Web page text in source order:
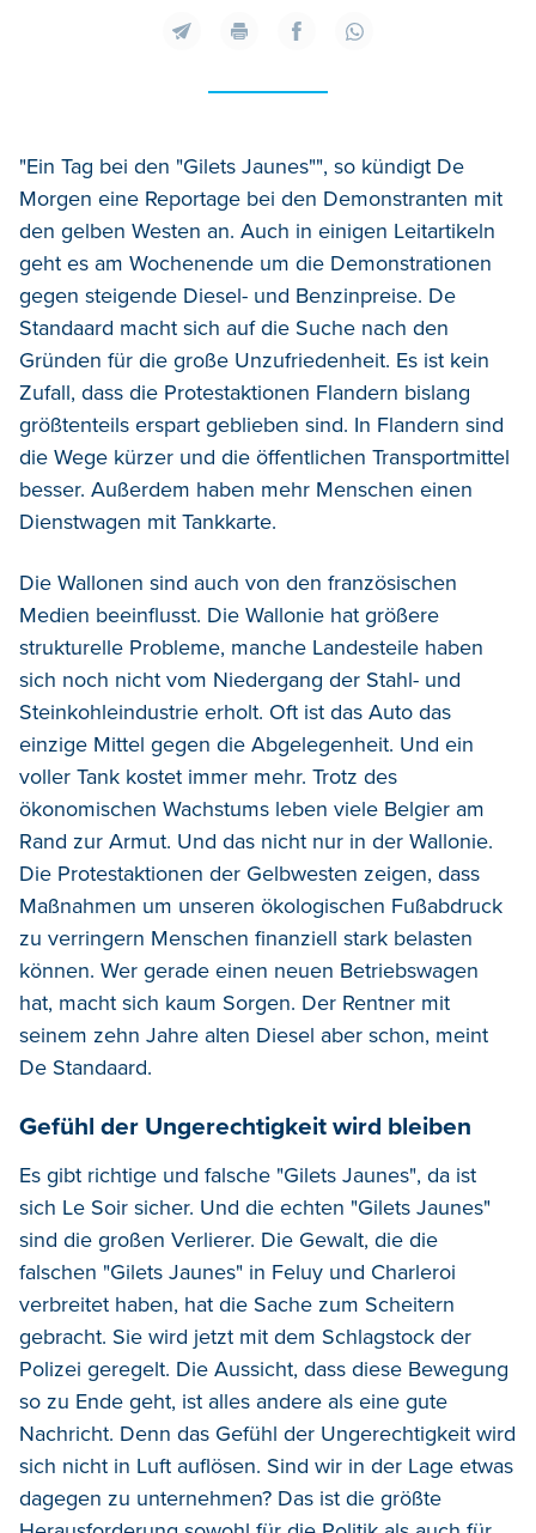
"Ein Tag bei den "Gilets Jaunes"", so kündigt De
Morgen eine Reportage bei den Demonstranten mit
den gelben Westen an. Auch in einigen Leitartikeln
geht es am Wochenende um die Demonstrationen
gegen steigende Diesel- und Benzinpreise. De
Standaard macht sich auf die Suche nach den
Gründen für die große Unzufriedenheit. Es ist kein
Zufall, dass die Protestaktionen Flandern bislang
größtenteils erspart geblieben sind. In Flandern sind
die Wege kürzer und die öffentlichen Transportmittel
besser. Außerdem haben mehr Menschen einen
Dienstwagen mit Tankkarte.
Die Wallonen sind auch von den französischen
Medien beeinflusst. Die Wallonie hat größere
strukturelle Probleme, manche Landesteile haben
sich noch nicht vom Niedergang der Stahl- und
Steinkohleindustrie erholt. Oft ist das Auto das
einzige Mittel gegen die Abgelegenheit. Und ein
voller Tank kostet immer mehr. Trotz des
ökonomischen Wachstums leben viele Belgier am
Rand zur Armut. Und das nicht nur in der Wallonie.
Die Protestaktionen der Gelbwesten zeigen, dass
Maßnahmen um unseren ökologischen Fußabdruck
zu verringern Menschen finanziell stark belasten
können. Wer gerade einen neuen Betriebswagen
hat, macht sich kaum Sorgen. Der Rentner mit
seinem zehn Jahre alten Diesel aber schon, meint
De Standaard.
Gefühl der Ungerechtigkeit wird bleiben
Es gibt richtige und falsche "Gilets Jaunes", da ist
sich Le Soir sicher. Und die echten "Gilets Jaunes"
sind die großen Verlierer. Die Gewalt, die die
falschen "Gilets Jaunes" in Feluy und Charleroi
verbreitet haben, hat die Sache zum Scheitern
gebracht. Sie wird jetzt mit dem Schlagstock der
Polizei geregelt. Die Aussicht, dass diese Bewegung
so zu Ende geht, ist alles andere als eine gute
Nachricht. Denn das Gefühl der Ungerechtigkeit wird
sich nicht in Luft auflösen. Sind wir in der Lage etwas
dagegen zu unternehmen? Das ist die größte